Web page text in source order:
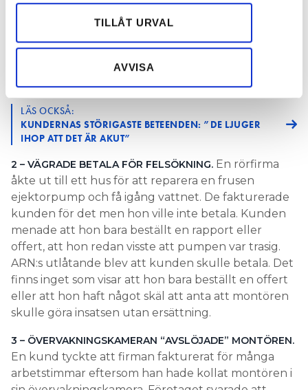
annons- och analysföretag som vi samarbetar med.
Dessa kan i sin tur kombinera informationen med annan
samlat in när du har använt deras tjänster.
TILLÅT URVAL
AVVISA
MEN ARN GICK PÅkundens linje: Eftersom företaget
som de avtalat om föreligger ett köprättsligt fel.
Nämnden konstaterar också att företaget inte har
driftsatt värmesystemet på ett korrekt sätt efter
installationen. Därför ska Sydpumpen ersätta
kunden för merkostnaderna för elen och att byta
centimeter är så marginell att det inte går att kräva
MONTÖREN ANMÄLDES TILL ARN: ”JAG BLEV SJUKT
DEPPIG”
LÄS OCKSÅ:
KUNDERNAS STÖRIGASTE BETEENDEN: ”DE LJUGER
IHOP ATT DET ÄR AKUT”
2 – VÄGRADE BETALA FÖR FELSÖKNING. En rörfirma
åkte ut till ett hus för att reparera en frusen
ejektorpump och få igång vattnet. De fakturerade
kunden för det men hon ville inte betala. Kunden
menade att hon bara beställt en rapport eller
offert, att hon redan visste att pumpen var trasig.
ARN:s utlåtande blev att kunden skulle betala. Det
finns inget som visar att hon bara beställt en offert
eller att hon haft något skäl att anta att montören
skulle göra insatsen utan ersättning.
3 – ÖVERVAKNINGSKAMERAN “AVSLÖJADE” MONTÖREN.
En kund tyckte att firman fakturerat för många
arbetstimmar eftersom han hade kollat montören i